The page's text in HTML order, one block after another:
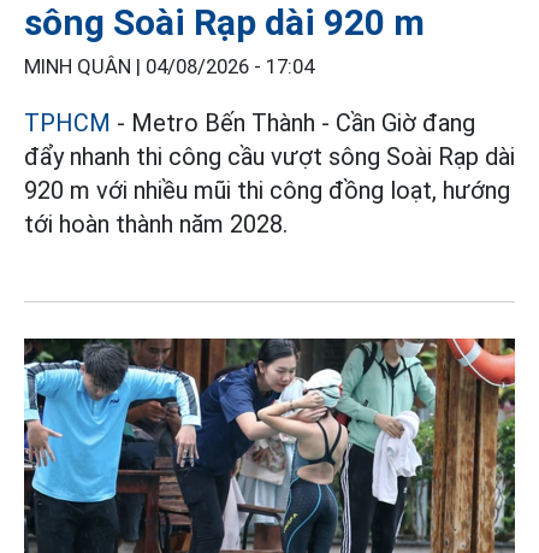
sông Soài Rạp dài 920 m
MINH QUÂN | 04/08/2026 - 17:04
TPHCM - Metro Bến Thành - Cần Giờ đang
đẩy nhanh thi công cầu vượt sông Soài Rạp dài
920 m với nhiều mũi thi công đồng loạt, hướng
tới hoàn thành năm 2028.